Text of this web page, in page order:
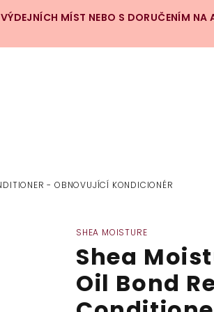
MÍST NEBO S DORUČENÍM NA
- OBNOVUJÍCÍ KONDICIONÉR
SHEA MOISTURE
Shea
Oil Bond